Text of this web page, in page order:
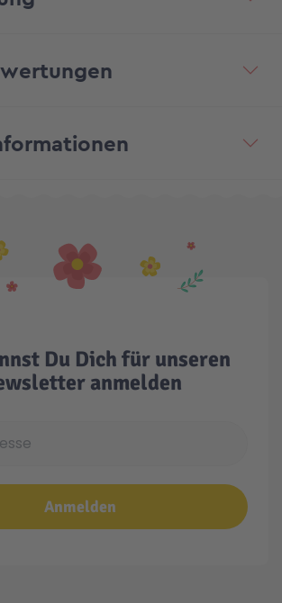
Du Dich für unseren
anmelden
Anmelden